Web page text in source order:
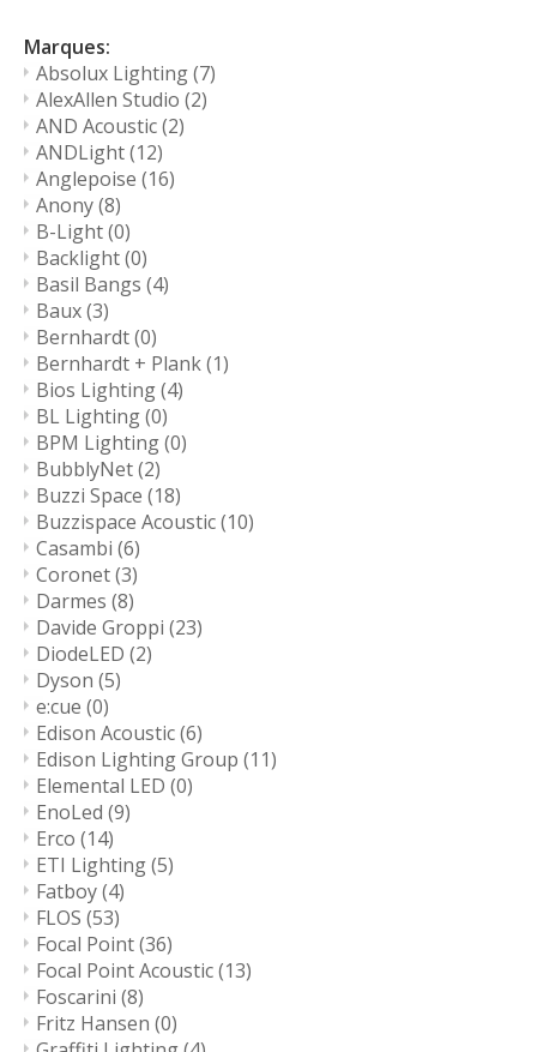
Marques:
Absolux Lighting(7)
AlexAllen Studio (2)
AND Acoustic(2)
ANDLight(12)
Anglepoise (16)
Anony(8)
B-Light(0)
Backlight(0)
Basil Bangs (4)
Baux(3)
Bernhardt(0)
Bernhardt + Plank(1)
Bios Lighting(4)
BL Lighting(0)
BPM Lighting(0)
BubblyNet(2)
Buzzi Space (18)
Buzzispace Acoustic(10)
Casambi (6)
Coronet(3)
Darmes (8)
Davide Groppi (23)
DiodeLED (2)
Dyson (5)
e:cue (0)
Edison Acoustic(6)
Edison Lighting Group (11)
Elemental LED (0)
EnoLed (9)
Erco (14)
ETI Lighting(5)
Fatboy(4)
FLOS (53)
Focal Point(36)
Focal Point Acoustic(13)
Foscarini (8)
Fritz Hansen (0)